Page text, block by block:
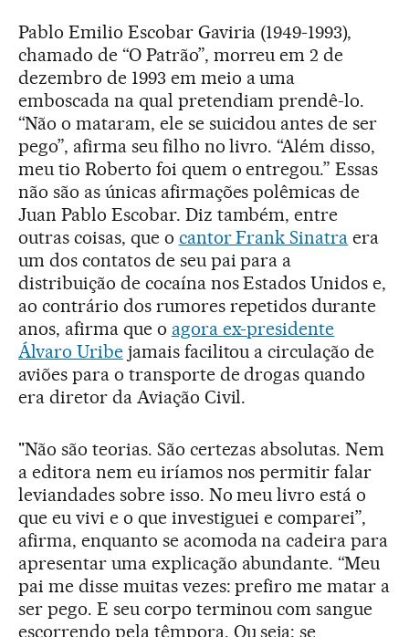
Pablo Emilio Escobar Gaviria (1949-1993),
chamado de “O Patrão”, morreu em 2 de
dezembro de 1993 em meio a uma
emboscada na qual pretendiam prendê-lo.
“Não o mataram, ele se suicidou antes de ser
pego”, afirma seu filho no livro. “Além disso,
meu tio Roberto foi quem o entregou.” Essas
não são as únicas afirmações polêmicas de
Juan Pablo Escobar. Diz também, entre
outras coisas, que o cantor Frank Sinatra era
um dos contatos de seu pai para a
distribuição de cocaína nos Estados Unidos e,
ao contrário dos rumores repetidos durante
anos, afirma que o agora ex-presidente
Álvaro Uribejamais facilitou a circulação de
aviões para o transporte de drogas quando
era diretor da Aviação Civil.
"Não são teorias. São certezas absolutas. Nem
a editora nem eu iríamos nos permitir falar
leviandades sobre isso. No meu livro está o
que eu vivi e o que investiguei e comparei”,
afirma, enquanto se acomoda na cadeira para
apresentar uma explicação abundante. “Meu
pai me disse muitas vezes: prefiro me matar a
ser pego. E seu corpo terminou com sangue
escorrendo pela têmpora. Ou seja: se